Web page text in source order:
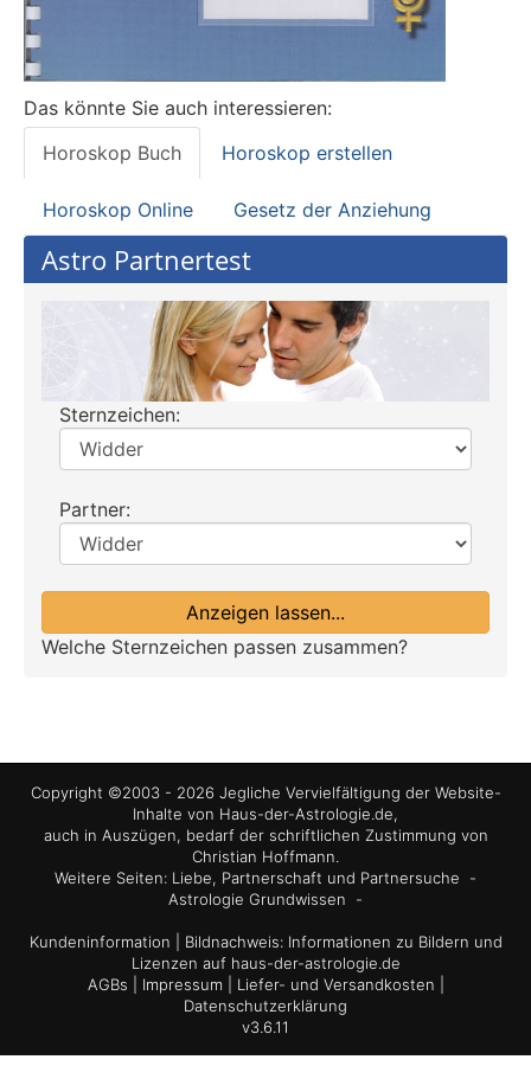
Das könnte Sie auch interessieren:
Horoskop Buch
Horoskop erstellen
Horoskop Online Gesetz der Anziehung
Astro Partnertest
Sternzeichen:
Partner:
Anzeigen lassen...
Welche Sternzeichen passen zusammen?
Copyright ©2003 - 2026 Jegliche Vervielfältigung der Website-
Inhalte von Haus-der-Astrologie.de,
auch in Auszügen, bedarf der schriftlichen Zustimmung von
Christian Hoffmann.
Weitere Seiten: Liebe, Partnerschaft und Partnersuche -
Astrologie Grundwissen -
Kundeninformation | Bildnachweis: Informationen zu Bildern und
Lizenzen auf haus-der-astrologie.de
AGBs
Impressum Liefer- und Versandkosten
Datenschutzerklärung
v3.6.11